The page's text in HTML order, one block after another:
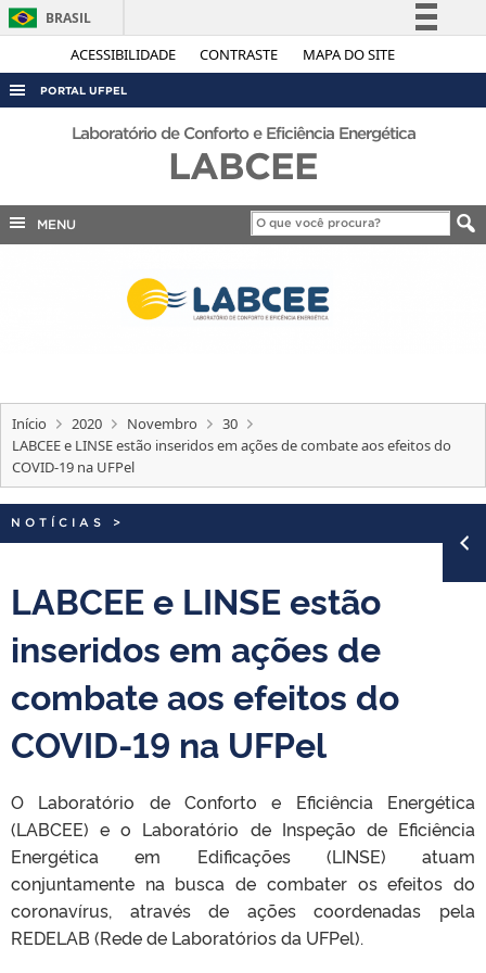
ACESSIBILIDADE CONTRASTE MAPA DO SITE
BRASIL
Simplifique!
Acesso à informação
Legislação
Canais
PORTAL UFPEL
ACESSO À INFORMAÇÃO
INTERNACIONAL
TELEFONES
Laboratório de Conforto e Eficiência Energética
LABCEE
MENU
Início 2020 Novembro
30
LABCEE e LINSE estão inseridos em ações de combate aos efeitos do
COVID-19 na UFPel
NOTÍCIAS >
LABCEE e LINSE estão
inseridos em ações de
combate aos efeitos do
COVID-19 na UFPel
O Laboratório de Conforto e Eficiência Energética
(LABCEE) e o Laboratório de Inspeção de Eficiência
Energética em Edificações (LINSE) atuam
conjuntamente na busca de combater os efeitos do
coronavírus, através de ações coordenadas pela
REDELAB (Rede de Laboratórios da UFPel).